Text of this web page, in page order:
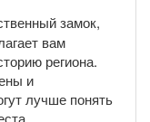
замок,
вам
региона.
и
лучше понять